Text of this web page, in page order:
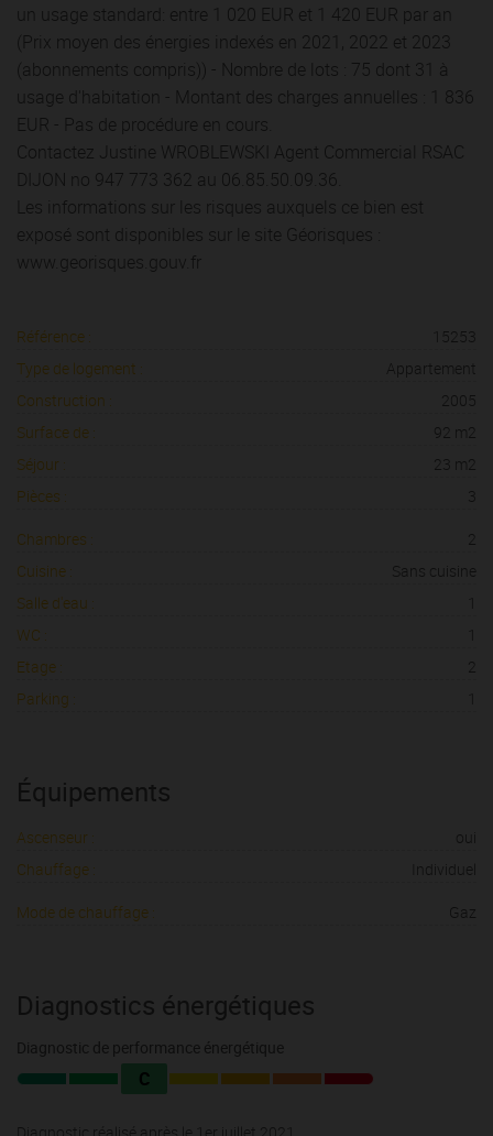
un usage standard: entre 1 020 EUR et 1 420 EUR par an
(Prix moyen des énergies indexés en 2021, 2022 et 2023
(abonnements compris)) - Nombre de lots : 75 dont 31 à
usage d'habitation - Montant des charges annuelles : 1 836
EUR - Pas de procédure en cours.
Contactez Justine WROBLEWSKI Agent Commercial RSAC
DIJON no 947 773 362 au 06.85.50.09.36.
Les informations sur les risques auxquels ce bien est
exposé sont disponibles sur le site Géorisques :
www.georisques.gouv.fr
Référence :
15253
Type de logement :
Appartement
Construction :
2005
Surface de :
92 m2
Séjour :
23 m2
Pièces :
3
Chambres :
2
Cuisine :
Sans cuisine
Salle d'eau :
WC :
Etage :
2
Parking :
Équipements
Ascenseur :
oui
Chauffage :
Individuel
Mode de chauffage : Gaz
Diagnostics énergétiques
Diagnostic de performance énergétique
C
Diagnostic réalisé après le 1er juillet 2021